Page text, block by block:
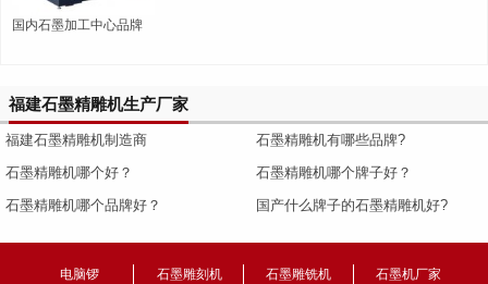
国内石墨加工中心品牌
福建石墨精雕机生产厂家
福建石墨精雕机制造商
石墨精雕机哪个好？
石墨精雕机哪个品牌好？
石墨精雕机有哪些品牌?
石墨精雕机哪个牌子好？
国产什么牌子的石墨精雕机好?
电脑锣 石墨雕刻机 石墨雕铣机 石墨机厂家